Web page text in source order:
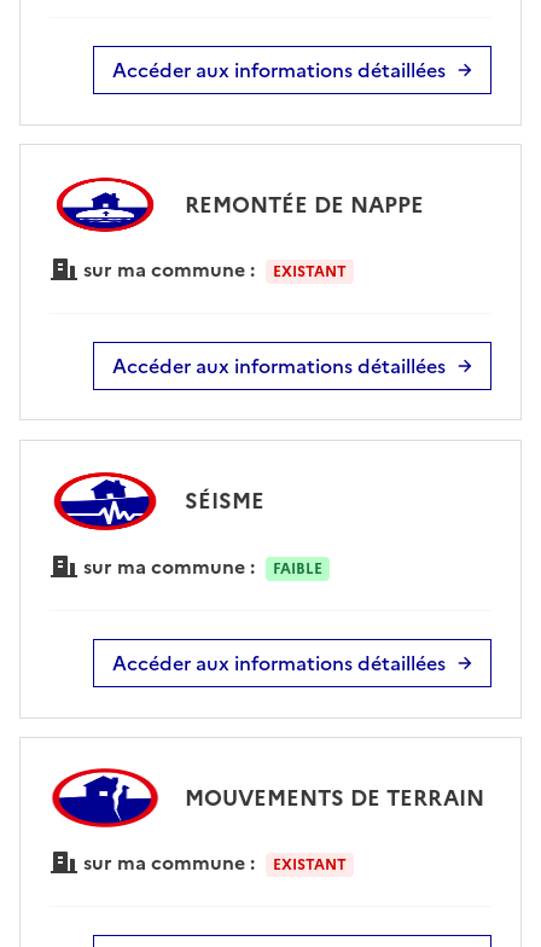
Accéder aux informations détaillées
REMONTÉE DE NAPPE
sur ma commune : EXISTANT
Accéder aux informations détaillées
SÉISME
sur ma commune : FAIBLE
Accéder aux informations détaillées
MOUVEMENTS DE TERRAIN
sur ma commune : EXISTANT